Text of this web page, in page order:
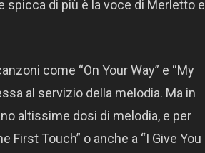
di più è la voce di Merletto e
come “On Your Way” e “My
al servizio della melodia. Ma in
altissime dosi di melodia, e per
Touch” o anche a “I Give You